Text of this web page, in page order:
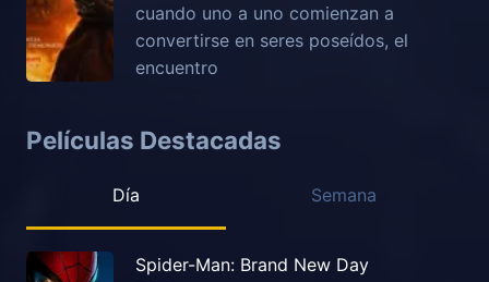
cuando uno a uno comienzan a
convertirse en seres poseídos, el
encuentro
Películas Destacadas
Día Semana
Spider-Man: Brand New Day